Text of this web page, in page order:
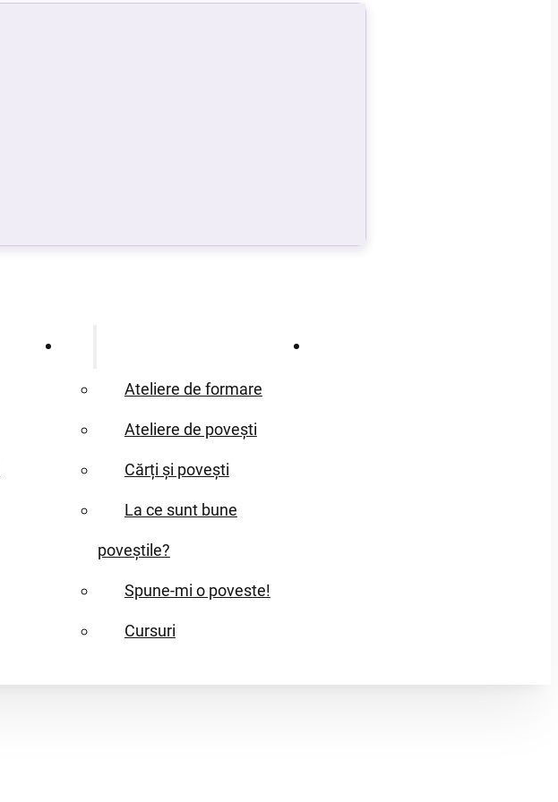
Proiecte
Ateliere de formare
Ateliere de povești
Cărți și povești
La ce sunt bune
poveștile?
Spune-mi o poveste!
Cursuri